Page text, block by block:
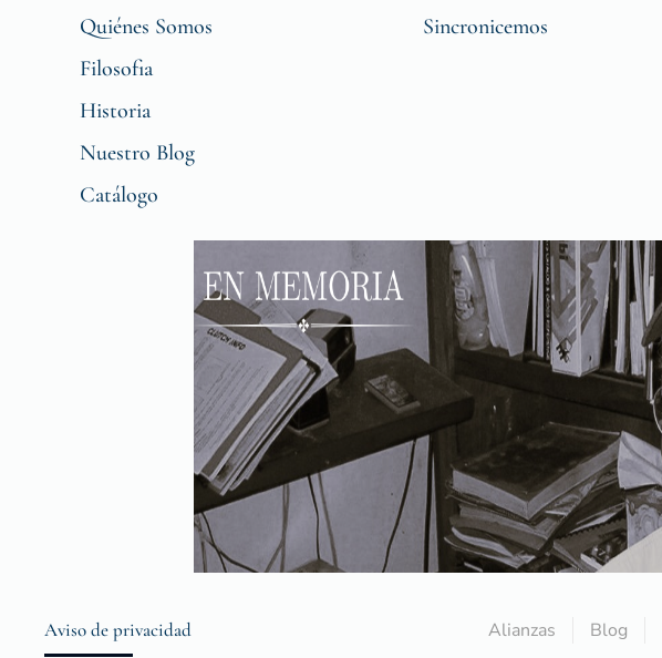
Quiénes Somos
Filosofia
Historia
Nuestro Blog
Catálogo
Sincronicemos
Aviso de privacidad Alianzas Blog